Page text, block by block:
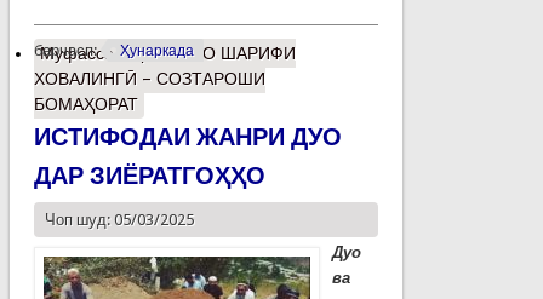
барчасп: Ҳунаркада
Муфассалтаро УСТО ШАРИФИ
ХОВАЛИНГӢ – СОЗТАРОШИ
БОМАҲОРАТ
ИСТИФОДАИ ЖАНРИ ДУО
ДАР ЗИЁРАТГОҲҲО
Чоп шуд: 05/03/2025
Дуо
ва